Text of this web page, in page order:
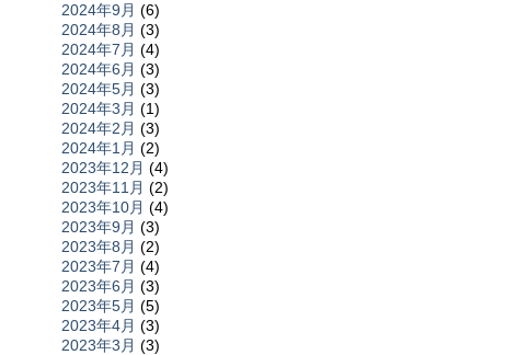
2024年9月 (6)
2024年8月 (3)
2024年7月 (4)
2024年6月 (3)
2024年5月 (3)
2024年3月 (1)
2024年2月 (3)
2024年1月 (2)
2023年12月 (4)
2023年11月 (2)
2023年10月 (4)
2023年9月 (3)
2023年8月 (2)
2023年7月 (4)
2023年6月 (3)
2023年5月 (5)
2023年4月 (3)
2023年3月 (3)